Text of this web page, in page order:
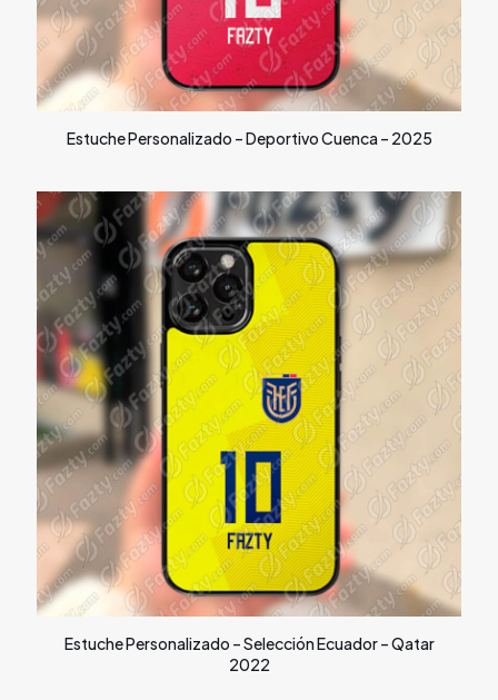
Estuche Personalizado – Deportivo Cuenca – 2025
Estuche Personalizado – Selección Ecuador – Qatar
2022